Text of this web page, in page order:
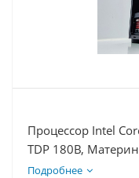
Процессор Intel
TDP 180В,
Видеокарта GTX
Подробнее